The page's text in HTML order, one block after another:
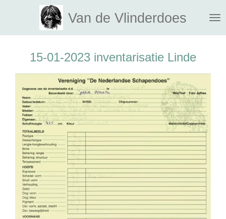
naar
hoofdinhoud
Van de Vlinderdoes
15-01-2023 inventarisatie Linde